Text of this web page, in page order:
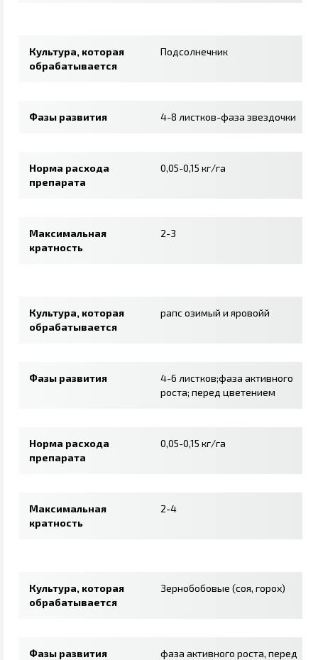
Культура, которая
обрабатывается
Подсолнечник
Фазы развития 4-8 листков-фаза звездочки
Норма расхода
препарата
0,05-0,15 кг/га
Максимальная
кратность
2-3
Культура, которая
обрабатывается
рапс озимый и яровойй
Фазы развития
4-6 листков;фаза активного
роста; перед цветением
Норма расхода
препарата
0,05-0,15 кг/га
Максимальная
кратность
2-4
Культура, которая
обрабатывается
Зернобобовые (соя, горох)
Фазы развития
фаза активного роста, перед